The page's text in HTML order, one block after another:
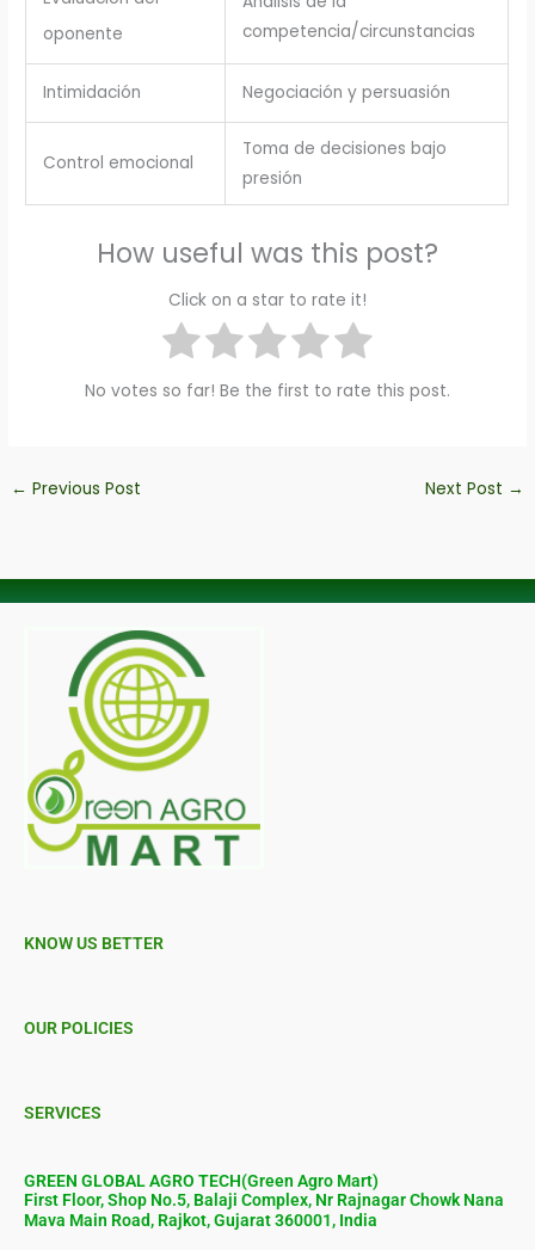
oponente
competencia/circunstancias
Intimidación Negociación y persuasión
Control emocional
Toma de decisiones bajo
presión
How useful was this post?
Click on a star to rate it!
No votes so far! Be the first to rate this post.
← Previous Post Next Post →
KNOW US BETTER
OUR POLICIES
SERVICES
GREEN GLOBAL AGRO TECH(Green Agro Mart)
First Floor, Shop No.5, Balaji Complex, Nr Rajnagar Chowk Nana
Mava Main Road, Rajkot, Gujarat 360001, India